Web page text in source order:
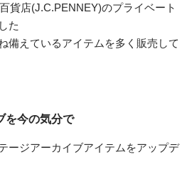
貨店(J.C.PENNEY)のプライベート
た
備えているアイテムを多く販売して
を今の気分で
ージアーカイブアイテムをアップデ